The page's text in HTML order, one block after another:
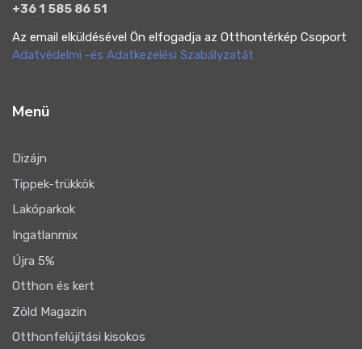
+36 1 585 86 51
Az email elküldésével Ön elfogadja az Otthontérkép Csoport
Adatvédelmi -és Adatkezelési Szabályzatát
Menü
Dizájn
Tippek-trükkök
Lakóparkok
Ingatlanmix
Újra 5%
Otthon és kert
Zöld Magazin
Otthonfelújítási kisokos